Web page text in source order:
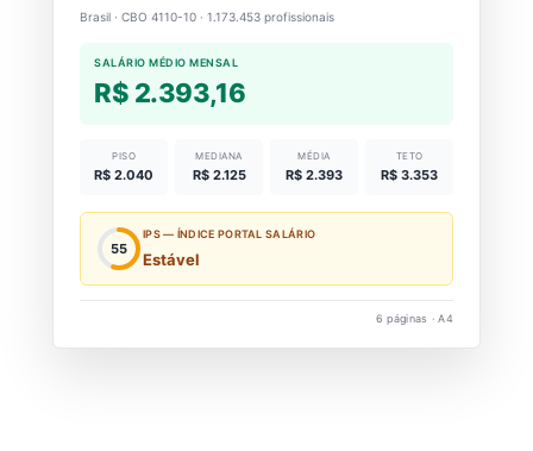
Brasil · CBO 4110-10 · 1.173.453 profissionais
SALÁRIO MÉDIO MENSAL
R$ 2.393,16
PISO
R$ 2.040
MEDIANA
R$ 2.125
MÉDIA
R$ 2.393
TETO
R$ 3.353
55
IPS — ÍNDICE PORTAL SALÁRIO
Estável
6 páginas · A4